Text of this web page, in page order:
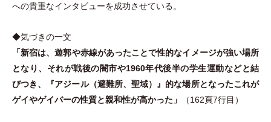
への貴重なインタビューを成功させている。
◆気づきの一文
「新宿は、遊郭や赤線があったことで性的なイメージが強い場所
となり、それが戦後の闇市や1960年代後半の学生運動などと結
びつき、『アジール（避難所、聖域）
』的な場所となったこれが
ゲイやゲイバーの性質と親和性が高かった 」 （162頁7行目 ）